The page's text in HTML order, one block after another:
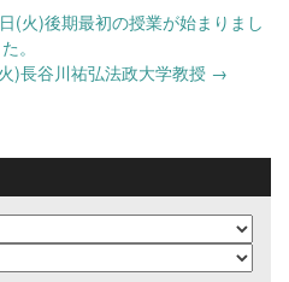
(火)後期最初の授業が始まりまし
た。
)長谷川祐弘法政大学教授 →